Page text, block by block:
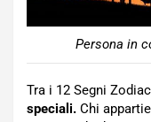
Persona in
Tra i 12 Segni
speciali. Chi